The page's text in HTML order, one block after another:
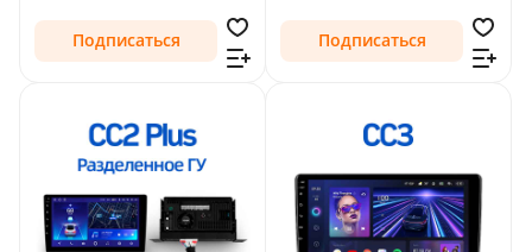
Подписаться Подписаться